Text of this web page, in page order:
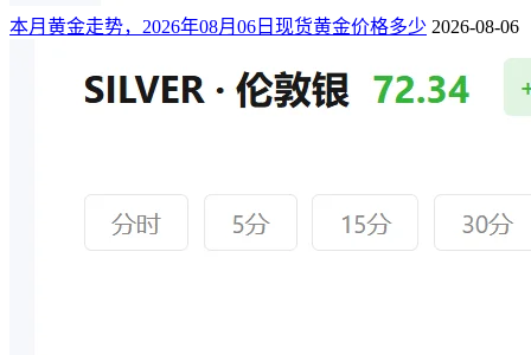
本月黄金走势，2026年08月06日现货黄金价格多少 2026-08-06